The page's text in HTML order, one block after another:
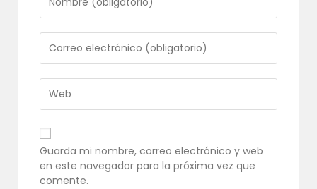
tu
nombre
o
nombre
de
usuario
para
comentar
tu
dirección
de
correo
electrónico
para
comentar
URL
de
tu
web
(opcional)
Guarda mi nombre, correo electrónico y web
en este navegador para la próxima vez que
comente.